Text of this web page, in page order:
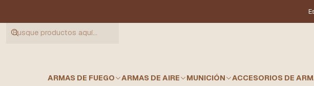
ARMAS DE FUEGO ARMAS DE AIRE MUNICIÓN ACCESORIOS DE